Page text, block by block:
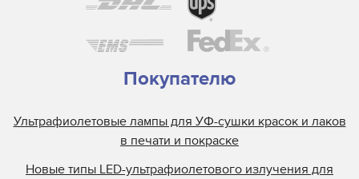
Покупателю
Ультрафиолетовые лампы для УФ-сушки красок и лаков
в печати и покраске
Новые типы LED-ультрафиолетового излучения для